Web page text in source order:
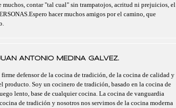
muchos, contar "tal cual" sin trampatojos, acritud ni prejuicios, el
hacer muchos amigos por el camino, que
ANTONIO MEDINA GALVEZ.
defensor de la cocina de tradición, de la cocina de calidad y
producto. Soy un cocinero de tradición, basado en la cocina de
lento, base de cualquier cocina. La cocina de vanguardia
de tradición y nosotros nos servimos de la cocina moderna